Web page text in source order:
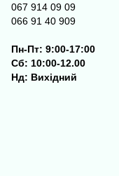
067 914 09 09
066 91 40 909
Пн-Пт: 9:00-17:00
Сб: 10:00-12.00
Нд: Вихідний